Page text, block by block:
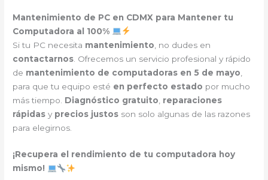
Mantenimiento de PC en CDMX para Mantener tu
Computadora al 100%
Si tu PC necesita mantenimiento , no dudes en
contactarnos . Ofrecemos un servicio profesional y rápido
de mantenimiento de computadoras en 5 de mayo
para que tu equipo esté en perfecto estado por mucho
más tiempo. Diagnóstico gratuito reparaciones
rápidas y precios justos son solo algunas de las razones
para elegirnos.
¡Recupera el rendimiento de tu computadora hoy
mismo!